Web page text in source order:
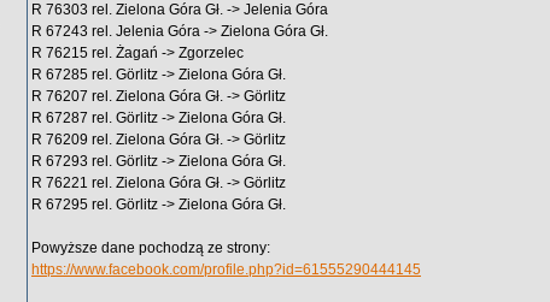
R 76303 rel. Zielona Góra Gł. -> Jelenia Góra
R 67243 rel. Jelenia Góra -> Zielona Góra Gł.
R 76215 rel. Żagań -> Zgorzelec
R 67285 rel. Görlitz -> Zielona Góra Gł.
R 76207 rel. Zielona Góra Gł. -> Görlitz
R 67287 rel. Görlitz -> Zielona Góra Gł.
R 76209 rel. Zielona Góra Gł. -> Görlitz
R 67293 rel. Görlitz -> Zielona Góra Gł.
R 76221 rel. Zielona Góra Gł. -> Görlitz
R 67295 rel. Görlitz -> Zielona Góra Gł.
Powyższe dane pochodzą ze strony:
https://www.facebook.com/profile.php?id=61555290444145